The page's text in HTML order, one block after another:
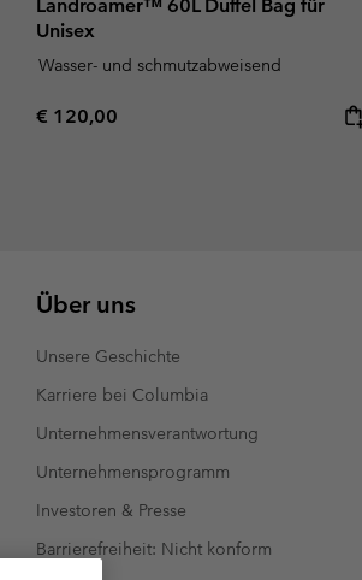
Landroamer™ 60L Duffel Bag für
Unisex
Wasser- und schmutzabweisend
Regular price:
€ 120,00
Über uns
Unsere Geschichte
Karriere bei Columbia
Unternehmensverantwortung
Unternehmensprogramm
Investoren & Presse
Barrierefreiheit: Nicht konform